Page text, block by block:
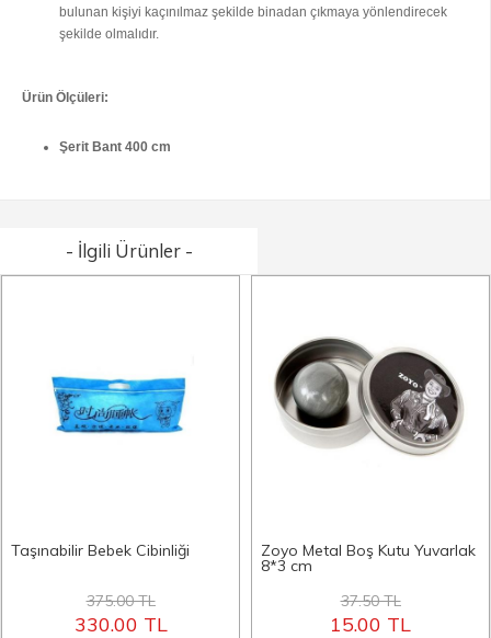
bulunan kişiyi kaçınılmaz şekilde binadan çıkmaya yönlendirecek
şekilde olmalıdır.
Ürün Ölçüleri:
Şerit Bant 400 cm
- İlgili Ürünler -
Taşınabilir Bebek Cibinliği
375.00 TL
330.00 TL
Zoyo Metal Boş Kutu Yuvarlak
8*3 cm
37.50 TL
15.00 TL